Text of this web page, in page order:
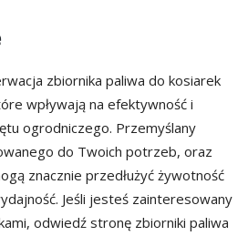
zbiornika paliwa do kosiarek
wpływają na efektywność i
ogrodniczego. Przemyślany
do Twoich potrzeb, oraz
znacznie przedłużyć żywotność
Jeśli jesteś zainteresowany
odwiedź stronę zbiorniki paliwa